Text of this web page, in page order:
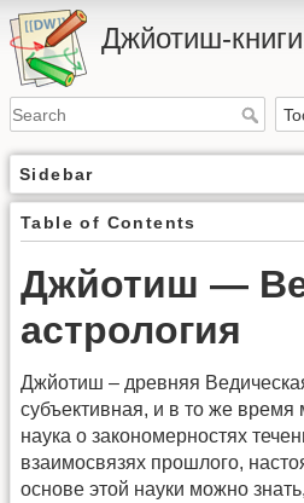
Джйотиш-книги
Sidebar
Table of Contents
Джйотиш —
астрология
Джйотиш – древняя
субъективная, и в то же время
наука о закономерностях
взаимосвязях прошлого,
основе этой науки можно